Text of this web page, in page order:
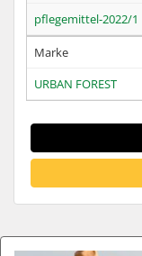
pflegemittel-2022/1
Marke
URBAN FOREST